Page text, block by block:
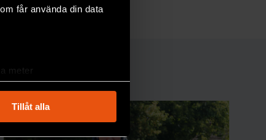
får använda din data
meter
. Du kan ändra
Tillåt alla